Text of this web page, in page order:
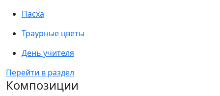
Пасха
Траурные цветы
День учителя
Перейти в раздел
Композиции